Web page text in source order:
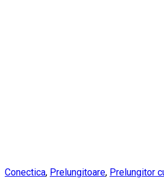
Conectica, Prelungitoare, Prelungitor